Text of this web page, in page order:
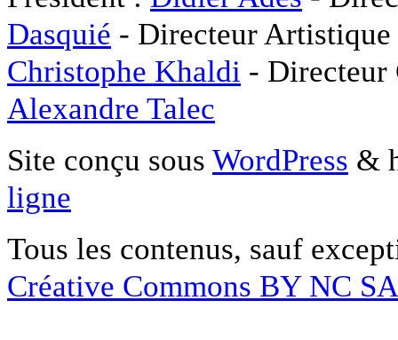
Dasquié - Directeur
Christophe Khaldi -
Alexandre Talec
Site conçu sous WordPress &
ligne
Tous les contenus, sauf
Créative Commons BY NC SA